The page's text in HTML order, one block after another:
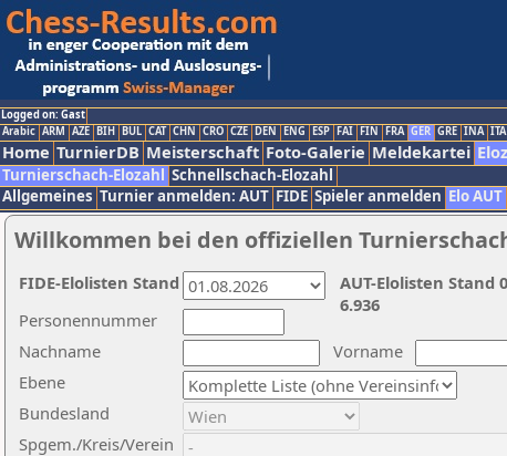
Logged on: Gast
Arabic ARM AZE BIH BUL CAT CHN CRO CZE DEN ENG ESP FAI FIN FRA GER GRE INA ITA
Home TurnierDB Meisterschaft Foto-Galerie Meldekartei
Turnierschach-Elozahl Schnellschach-Elozahl
Allgemeines Turnier anmelden: AUT FIDE Spieler anmelden Elo AUT
Willkommen bei den offiziellen
Nachname
Vorname
Ebene
Personennummer
Bundesland
Spgem./Kreis/Verein
AUT-Elolisten Stand
6.936
FIDE-Elolisten Stand